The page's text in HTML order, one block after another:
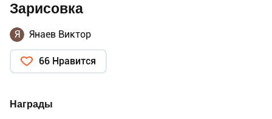
Зарисовка
Я Янаев Виктор
66 Нравится
Награды